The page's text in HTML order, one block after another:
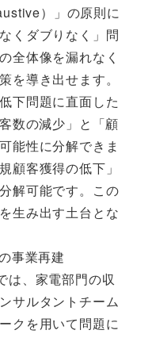
）」の原則に
くダブりなく」問
全体像を漏れなく
を導き出せます。
下問題に直面した
数の減少」と「顧
能性に分解できま
顧客獲得の低下」
解可能です。この
生み出す土台とな
事業再建
は、家電部門の収
サルタントチーム
クを用いて問題に